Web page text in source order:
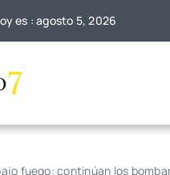
es : agosto 5, 2026
fuego: continúan los